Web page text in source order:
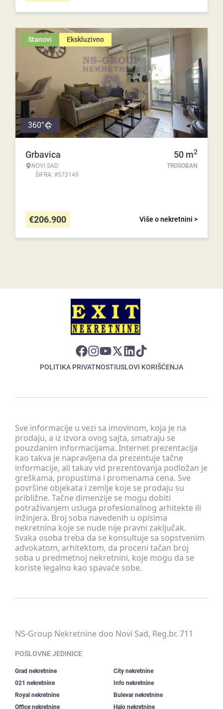
Stanovi Ekskluzivno
360°
Grbavica
NOVI SAD
ŠIFRA: #573149
50 m2
TROSOBAN
Više o nekretnini >
€206.900
POLITIKA PRIVATNOSTIUSLOVI KORIŠĆENJA
Sve informacije u vezi sa imovinom, koja je na
prodaju, a iz izvora ovog sajta, smatraju se
pouzdanim informacijama. Internet prezentacija
kao takva je napravljena da prezentuje tačne
informacije, ali takav vid prezentovanja podložan je
greškama, propustima i promenama cena. Sve
površine objekata i zemlje koje se prodaju su
približne. Tačne dimenzije se mogu dobiti
potraživanjem usluga profesionalnog arhitekte ili
inžinjera. Broj soba navedenih u opisima
nekretnina koje se nude nije pravni zaključak.
Svaka osoba treba da se konsultuje sa sopstvenim
advokatom, arhitektom, da proceni tačan broj
soba u predmetnoj nekretnini, koje mogu da se
koriste legalno kao spavaće sobe.
NS-Group Nekretnine doo Novi Sad, Reg.br. 711
POSLOVNE JEDINICE
Grad nekretnine
City nekretnine
021 nekretnine
Info nekretnine
Royal nekretnine
Bulevar nekretnine
Office nekretnine
Halo nekretnine